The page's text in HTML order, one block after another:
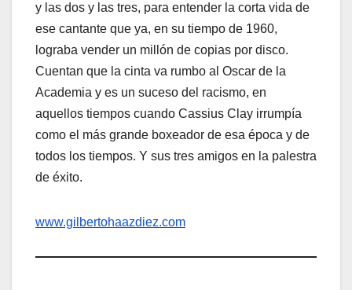
y las dos y las tres, para entender la corta vida de
ese cantante que ya, en su tiempo de 1960,
lograba vender un millón de copias por disco.
Cuentan que la cinta va rumbo al Oscar de la
Academia y es un suceso del racismo, en
aquellos tiempos cuando Cassius Clay irrumpía
como el más grande boxeador de esa época y de
todos los tiempos. Y sus tres amigos en la palestra
de éxito.
www.gilbertohaazdiez.com